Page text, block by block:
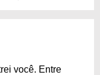
você. Entre